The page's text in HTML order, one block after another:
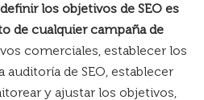
los objetivos de SEO es
de cualquier campaña de
comerciales, establecer los
auditoría de SEO, establecer
y ajustar los objetivos,